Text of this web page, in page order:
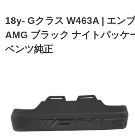
18y- Gクラス W463A | エン
AMG ブラック ナイトパッケ
ベンツ純正